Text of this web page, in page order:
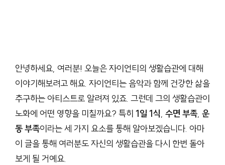
안녕하세요, 여러분! 오늘은 자이언티의 생활습관에 대해
이야기해보려고 해요. 자이언티는 음악과 함께 건강한 삶을
추구하는 아티스트로 알려져 있죠. 그런데 그의 생활습관이
노화에 어떤 영향을 미칠까요? 특히 1일 1식, 수면 부족, 운
동 부족이라는 세 가지 요소를 통해 알아보겠습니다. 아마
이 글을 통해 여러분도 자신의 생활습관을 다시 한번 돌아
보게 될 거예요.